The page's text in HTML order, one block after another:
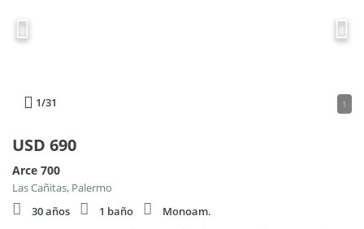
1/31 1
USD 690
Arce 700
Las Cañitas, Palermo
30 años
1 baño
Monoam.